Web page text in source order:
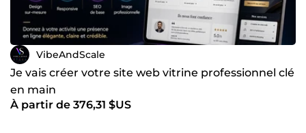
VibeAndScale
Je vais créer votre site web vitrine professionnel clé
en main
À partir de 376,31 $US